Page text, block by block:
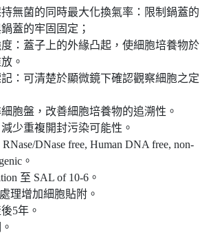
無菌的同時最大化換氣率：限制鍋蓋的
蓋的牢固固定；
：蓋子上的外緣凸起，使細胞培養物於
。
：可清楚於顯微鏡下確認觀察細胞之定
胞盤，改善細胞培養物的追溯性。
少重複開封污染可能性。
DNase free, Human DNA free, non-
。
至 SAL of 10-6。
理增加細胞貼附。
5年。